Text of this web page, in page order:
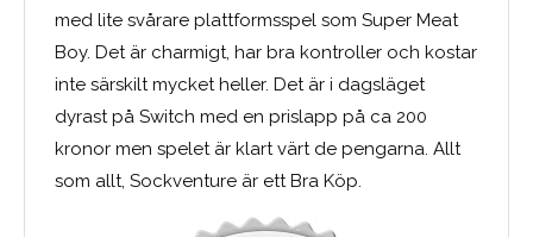
med lite svårare plattformsspel som Super Meat
Boy. Det är charmigt, har bra kontroller och kostar
inte särskilt mycket heller. Det är i dagsläget
dyrast på Switch med en prislapp på ca 200
kronor men spelet är klart värt de pengarna. Allt
som allt, Sockventure är ett Bra Köp.